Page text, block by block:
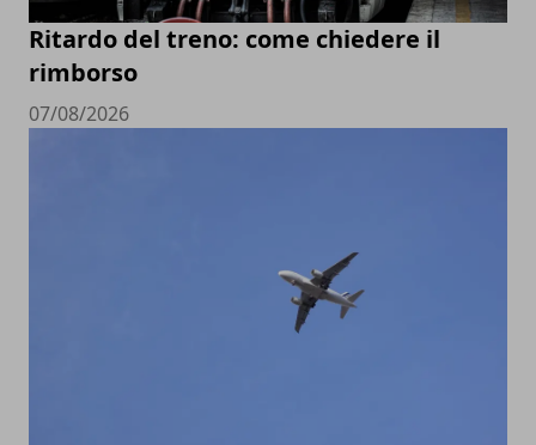
Ritardo del treno: come chiedere il
rimborso
07/08/2026